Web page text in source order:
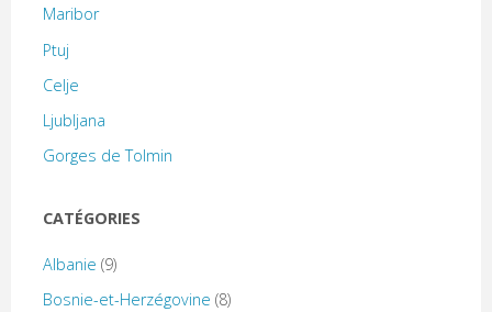
Maribor
Ptuj
Celje
Ljubljana
Gorges de Tolmin
CATÉGORIES
Albanie (9)
Bosnie-et-Herzégovine (8)